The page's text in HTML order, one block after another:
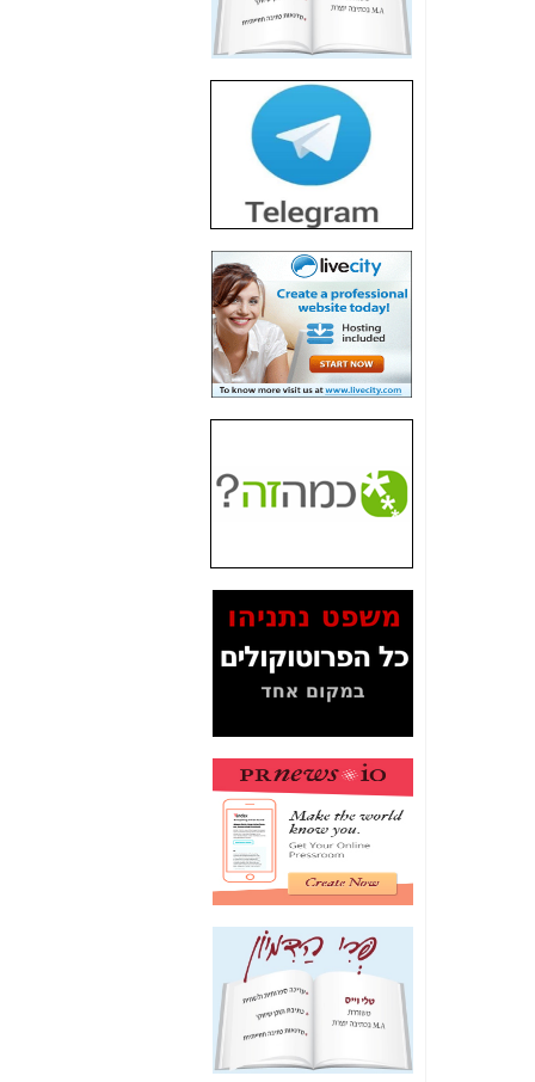
חשיפת חשד לשחיתות
הדומה לזו של "תיק
הסלולר -
חשיפת מה שלא
רוצים שתדעו בעניין
פריסת אנלימיטד
(בניחוח בלתי נסבל) -
כאן
חשיפה: איוב קרא
אישר לקבוצת סלקום
בדיוק מה שביבי אישר
כאן
האם השר איוב קרא
היה צריך בכלל לחתום
על האישור, שנתן
האם ביבי וקרא קבלו
בכלל תמורה עבור
המסמכים בנושא בזק-
Yes (תיק 4000)
מוכיחים "תפירת תיק"
לאיש הלא נכון! -כאן
עובדות ומסמכים
האם ביבי כשר
תקשורת עזר לקב'
בזק? -כאן
מה מקור ה-Fake
News שהביא לתפירת
תיק לביבי והעלמת
החשודים הנכונים -כאן
אחת הרגליים של "תיק
4000 התפור"
התמוטטה היום
בניצחון (כפול) של בזק
-
כאן
איך כתבות מפנקות